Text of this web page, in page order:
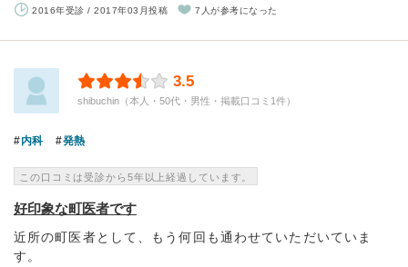
2016年受診 / 2017年03月投稿 7人が参考になった
3.5
shibuchin（本人・50代・男性・掲載口コミ1件）
内科 発熱
この口コミは受診から5年以上経過しています。
好印象な町医者です
近所の町医者として、もう何回も通わせていただいていま
す。